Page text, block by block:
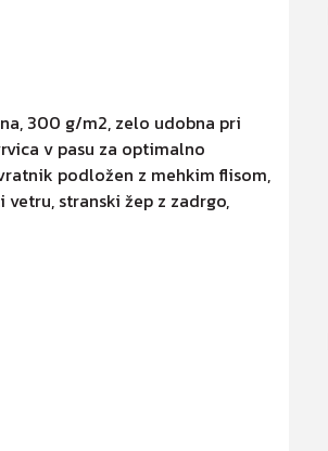
300 g/m2, zelo udobna pri
v pasu za optimalno
podložen z mehkim flisom,
stranski žep z zadrgo,